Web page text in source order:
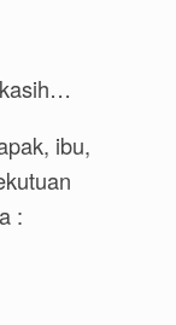
ibu,
: